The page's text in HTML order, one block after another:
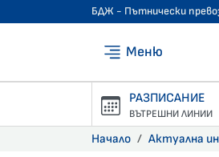
БДЖ - Пътнически
Меню
РАЗПИСАНИЕ
ВЪТРЕШНИ ЛИНИИ
Начало Актуална